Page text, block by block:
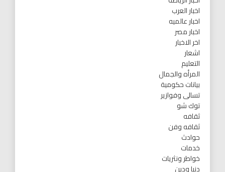
اخبار العرب
اخبار عالميه
اخبار مصر
اخر الاخبار
اشعار
التعليم
المرأه والجمال
بيانات حكومية
تسالى وفوازير
توك شو
ثقافه
ثقافه وفن
حوادث
خدمات
خواطر ونثريات
دنيا ودين